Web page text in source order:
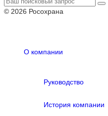
© 2026 Росохрана
О компании
Руководство
История компании